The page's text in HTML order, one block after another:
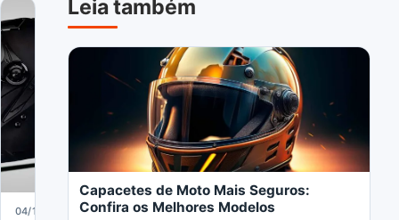
04/15/2026
Leia também
Abrir o artigo: Capacetes de Moto Mais
Capacetes de Moto Mais Seguros:
Confira os Melhores Modelos